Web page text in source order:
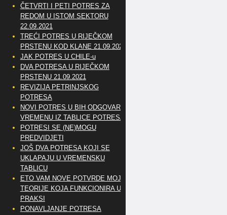
ČETVRTI I PETI POTRES ZA
REDOM U ISTOM SEKTORU
22.09.2021
TREĆI POTRES U RIJEČKOM
PRSTENU KOD KLANE 21.09.2021
JAK POTRES U CHILE-u
DVA POTRESA U RIJEČKOM
PRSTENU 21.09.2021
REVIZIJA PETRINJSKOG
POTRESA
NOVI POTRES U BIH ODGOVARA
VREMENU IZ TABLICE POTRESA
POTRESI SE (NE)MOGU
PREDVIDJETI
JOŠ DVA POTRESA KOJI SE
UKLAPAJU U VREMENSKU
TABLICU
ETO VAM NOVE POTVRDE MOJE
TEORIJE KOJA FUNKCIONIRA U
PRAKSI
PONAVLJANJE POTRESA